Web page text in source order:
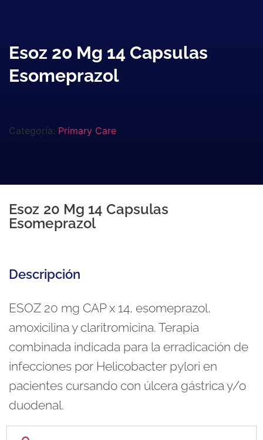
Esoz 20 Mg 14 Capsulas
Esomeprazol
Categoría: Primary Care
Esoz 20 Mg 14 Capsulas
Esomeprazol
Descripción
ESOZ 20 mg CAP x 14, esomeprazol,
amoxicilina y claritromicina. Terapia
combinada indicada para la erradicación de
infecciones por Helicobacter pylori en
pacientes cursando con úlcera gástrica y/o
duodenal.